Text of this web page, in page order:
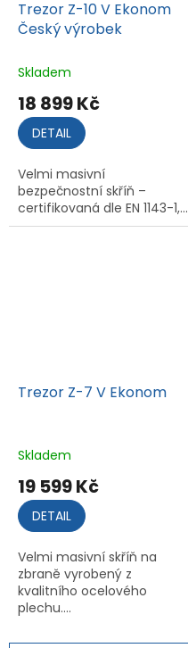
Trezor Z-10 V Ekonom
Český výrobek
Skladem
18 899 Kč
DETAIL
Velmi masivní
bezpečnostní skříň –
certifikovaná dle EN 1143-1,...
Trezor Z-7 V Ekonom
Skladem
19 599 Kč
DETAIL
Velmi masivní skříň na
zbraně vyrobený z
kvalitního ocelového
plechu....